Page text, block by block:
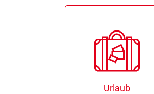
Attraktive Vergütung